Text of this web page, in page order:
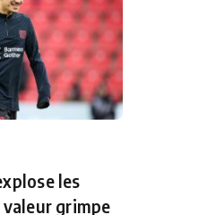
les
grimpe